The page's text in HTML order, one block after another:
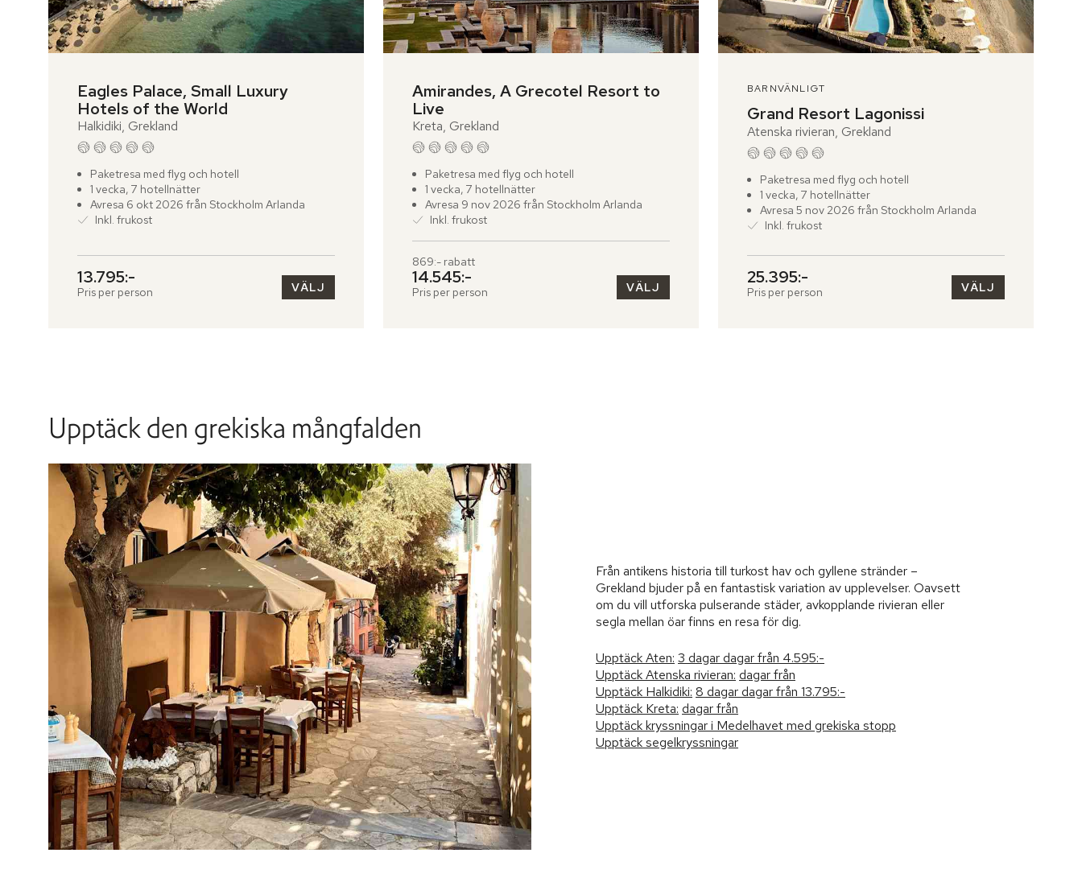
Eagles Palace, Small Luxury
Hotels of the World
Halkidiki, Grekland
Paketresa med flyg och hotell
1 vecka, 7 hotellnätter
Avresa 6 okt 2026 från Stockholm Arlanda
Inkl. frukost
13.795:-
Pris per person VÄLJ
Amirandes, A Grecotel Resort to
Live
Kreta, Grekland
Paketresa med flyg och hotell
1 vecka, 7 hotellnätter
Avresa 9 nov 2026 från Stockholm Arlanda
Inkl. frukost
869:- rabatt
14.545:-
Pris per person VÄLJ
BARNVÄNLIGT
Grand Resort Lagonissi
Atenska rivieran, Grekland
Paketresa med flyg och hotell
1 vecka, 7 hotellnätter
Avresa 5 nov 2026 från Stockholm Arlanda
Inkl. frukost
25.395:-
Pris per person VÄLJ
Upptäck den grekiska mångfalden
Från antikens historia till turkost hav och gyllene stränder –
Grekland bjuder på en fantastisk variation av upplevelser. Oavsett
om du vill utforska pulserande städer, avkopplande rivieran eller
segla mellan öar finns en resa för dig.
Upptäck Aten: 3 dagardagar från 4.595:-
Upptäck Atenska rivieran: dagar från
Upptäck Halkidiki: 8 dagardagar från 13.795:-
Upptäck Kreta: dagar från
Upptäck kryssningar i Medelhavet med grekiska stopp
Upptäck segelkryssningar